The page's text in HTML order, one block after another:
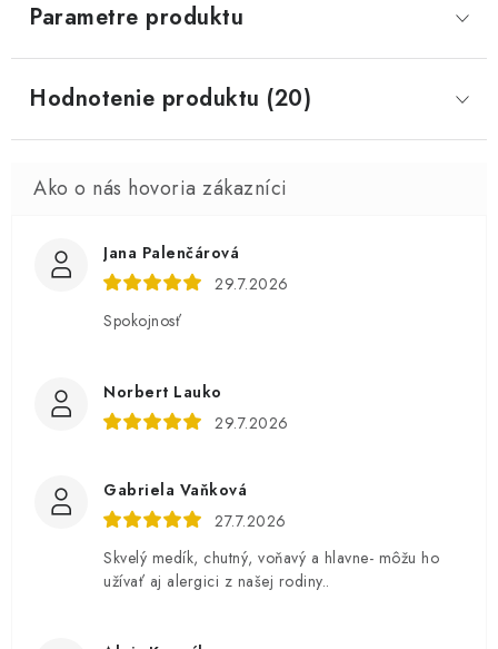
Parametre produktu
Hodnotenie produktu (20)
Jana Palenčárová
29.7.2026
Spokojnosť
Norbert Lauko
29.7.2026
Gabriela Vaňková
27.7.2026
Skvelý medík, chutný, voňavý a hlavne- môžu ho
užívať aj alergici z našej rodiny..